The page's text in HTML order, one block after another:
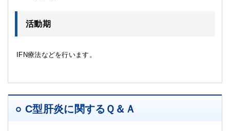
活動期
IFN療法などを行います。
C型肝炎に関するＱ＆Ａ